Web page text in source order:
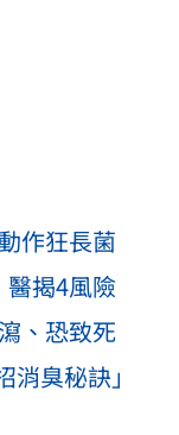
作狂長菌
揭4風險
、恐致死
臭秘訣」